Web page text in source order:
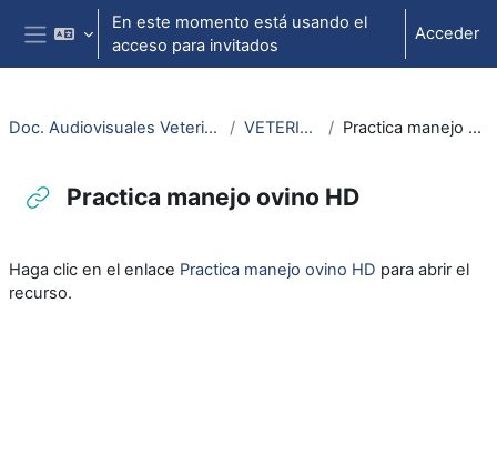
Salta al contenido principal
Panel lateral
En este momento está usando el
acceso para invitados
Acceder
Doc. Audiovisuales Veterinaria CCSS VETERINARIA Practica manejo ovino HD
Practica manejo ovino HD
Haga clic en el enlace Practica manejo ovino HD para abrir el
recurso.